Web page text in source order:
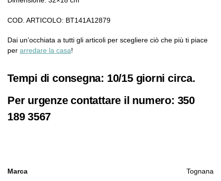
COD. ARTICOLO: BT141A12879
Dai un’occhiata a tutti gli articoli per scegliere ciò che più ti piace
per arredare la casa!
Tempi di consegna: 10/15 giorni circa.
Per urgenze contattare il numero: 350
189 3567
Marca Tognana